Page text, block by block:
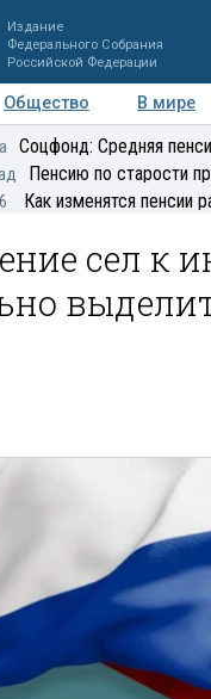
Издание
Федерального Собрания
Российской Федерации
Общество В мире
Регионы
Соцфонд: Средняя
Пенсию по старости
Как изменятся пенсии
сел к